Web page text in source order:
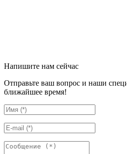
Напишите нам сейчас
Отправьте ваш вопрос и наши
ближайшее время!